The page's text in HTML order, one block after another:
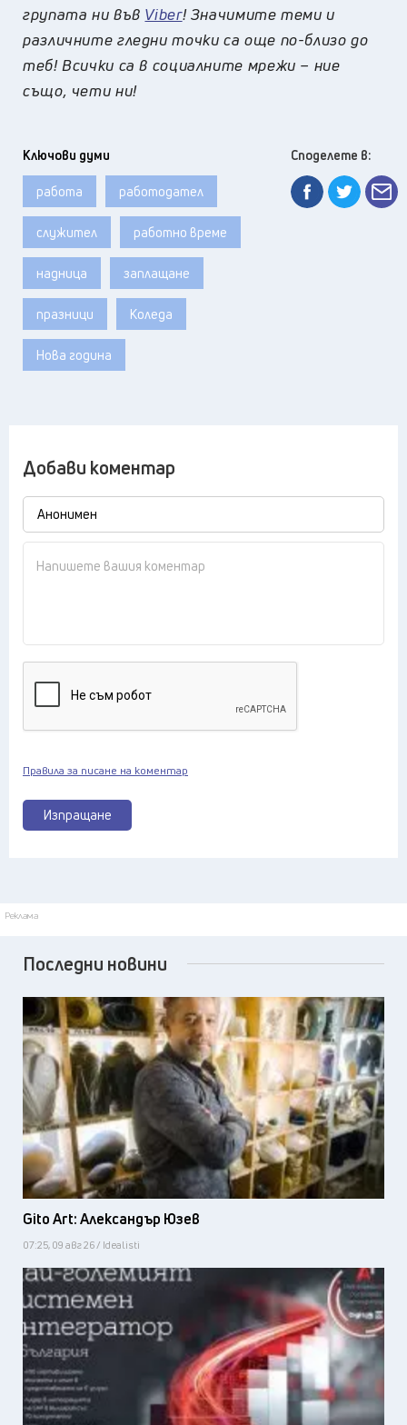
групата ни във Viber! Значимите теми и
различните гледни точки са още по-близо до
теб! Всички са в социалните мрежи – ние
също, чети ни!
Ключови думи
работа работодател
служител работно време
надница заплащане
празници Коледа
Нова година
Споделете в:
Добави коментар
Изпращане
Правила за писане на коментар
Реклама
Последни новини
Gito Art: Александър Юзев
07:25, 09 авг 26 / Idealisti